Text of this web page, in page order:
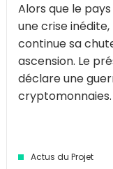
Alors que le
une crise
continue sa
ascension. Le
déclare une
cryptomonnaies.
Actus du Projet